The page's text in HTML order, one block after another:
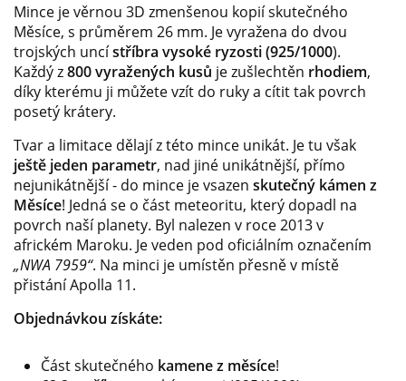
Mince je věrnou 3D zmenšenou kopií skutečného
Měsíce, s průměrem 26 mm. Je vyražena do dvou
trojských uncístříbra vysoké ryzosti (925/1000).
Každý z800 vyražených kusů je zušlechtěn rhodiem,
díky kterému ji můžete vzít do ruky a cítit tak povrch
posetý krátery.
Tvar a limitace dělají z této mince unikát. Je tu však
ještě jeden parametr, nad jiné unikátnější, přímo
nejunikátnější - do mince je vsazen skutečný kámen z
Měsíce! Jedná se o část meteoritu, který dopadl na
povrch naší planety. Byl nalezen v roce 2013 v
africkém Maroku. Je veden pod oficiálním označením
„NWA 7959“. Na minci je umístěn přesně v místě
přistání Apolla 11.
Objednávkou získáte:
Část skutečného kamene z měsíce!